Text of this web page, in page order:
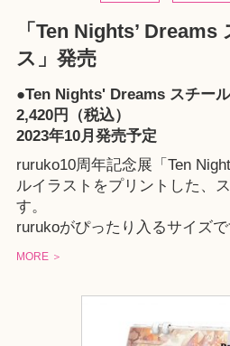
「Ten Nights’
ス」発売
●Ten Nights' Dreams スチー
2,420円（税込）
2023年10月発売予定
ruruko10周年記念展「Ten
ルイラストをプリントした、
す。
rurukoがぴったり入るサイズで
MORE ＞